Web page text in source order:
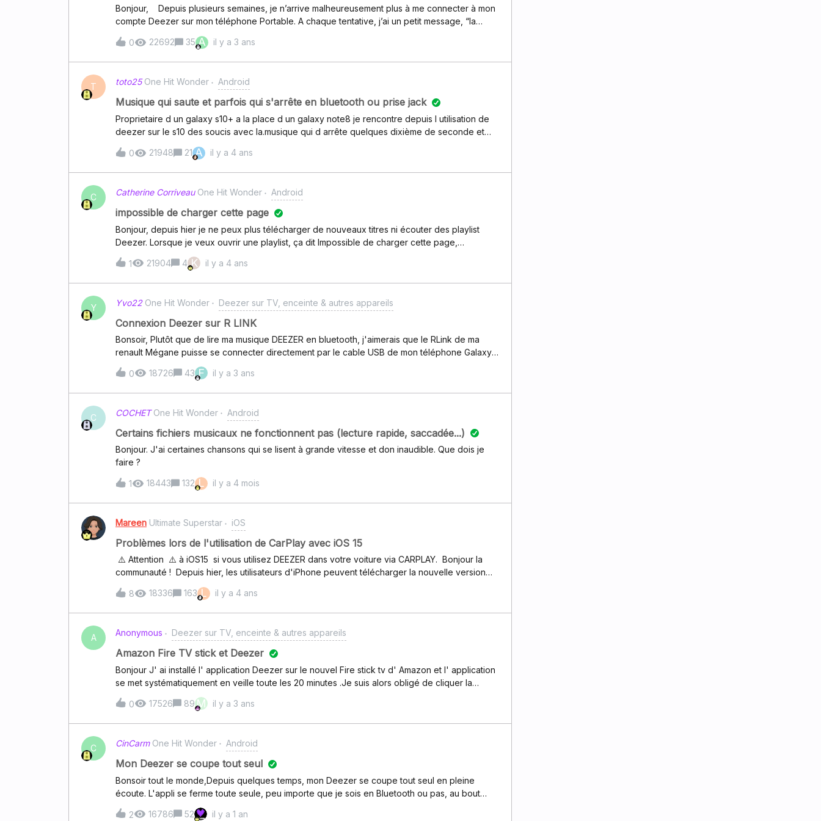
Bonjour, Depuis plusieurs semaines, je n’arrive malheureusement plus à me connecter à mon
compte Deezer sur mon téléphone Portable. A chaque tentative, j’ai un petit message, “la
connexion a échoué”. J’ai désinstallé à plusieurs reprise, et réinstallé l’application mais en
vain. Or sur ma Tv et sur mon Pc, je n’ai pas de soucis. Merci par avance pour votre réponse
et votre aide. Bien Cordialement,
0 22692 35 A il y a 3 ans
T toto25 One Hit Wonder Android
Musique qui saute et parfois qui s'arrête en bluetooth ou prise jack
Proprietaire d un galaxy s10+ a la place d un galaxy note8 je rencontre depuis l utilisation de
deezer sur le s10 des soucis avec la.musique qui d arrête quelques dixième de seconde et
parfois qui s arrete. Ceci en bluetooth mais aussi en passant par la prise jack. Je n ai pas ce
souci en utilisant samsung musique ou itunes. J ai l impression que lorsque le telephone se
verouille ou lorsque l ecran s eteint cela joue aussi sur la continuité de la musique. Je ne
fonctionnent parfaitement Merci d'avance
0 21948 21 A il y a 4 ans
C Catherine Corriveau One Hit Wonder Android
impossible de charger cette page
Bonjour, depuis hier je ne peux plus télécharger de nouveaux titres ni écouter des playlist
Deezer. Lorsque je veux ouvrir une playlist, ça dit Impossible de charger cette page,
réessayer. Pouvez-vous m'aider rapidement s.v.p. merci ma connection internet est très bonne
et j'ai même essayé avec mes données mobiles.
1 21904 4 K il y a 4 ans
Y Yvo22 One Hit Wonder Deezer sur TV, enceinte & autres appareils
Connexion Deezer sur R LINK
Bonsoir, Plutôt que de lire ma musique DEEZER en bluetooth, j'aimerais que le RLink de ma
renault Mégane puisse se connecter directement par le cable USB de mon téléphone Galaxy
s8, et que je puisse écouter ma musique Mais je ne sais pas comment faire pour que ce satané
RLink reconnaisse mon téléphone en USB et surtout, qu'il reconnaisse DEEZER... Quelq'un
aurait il une solution ? Merci d'avance
0 18726 43 F il y a 3 ans
C COCHET One Hit Wonder Android
Certains fichiers musicaux ne fonctionnent pas (lecture rapide, saccadée...)
Bonjour. J'ai certaines chansons qui se lisent à grande vitesse et don inaudible. Que dois je
faire ?
1 18443 132 L il y a 4 mois
Mareen Ultimate Superstar iOS
Problèmes lors de l'utilisation de CarPlay avec iOS 15
⚠️ Attention ⚠️ à iOS15 si vous utilisez DEEZER dans votre voiture via CARPLAY. Bonjour la
communauté ! Depuis hier, les utilisateurs d'iPhone peuvent télécharger la nouvelle version
iOS (iOS 15).Attention si vous utilisez DEEZER dans votre voiture via CARPLAY. En raison de la
nouvelle version iOS15, de nombreuses applications via CarPlay fonctionnent à peine ou pas
du tout. DEEZER est malheureusement concerné par le problème.Pour le moment, DEEZER ne
inconvénients que vont engendrer la mise à jour vers iOS 15 avant de prendre la décision la
télécharger. “Et si j'ai déjà installé iOS 15 ?” Pour tous ceux qui ont déjà installé iOS
CarPlay. Il semble exister des moyens de retourner sur la version iOS14, mais nous ne
connaissons pas les conséquences d’un tel rétrogradage.De notre coté, nos équipes sont mo
8 18336 163 L il y a 4 ans
A Anonymous Deezer sur TV, enceinte & autres appareils
Amazon Fire TV stick et Deezer
Bonjour J' ai installé l' application Deezer sur le nouvel Fire stick tv d' Amazon et l' application
se met systématiquement en veille toute les 20 minutes .Je suis alors obligé de cliquer la
télécommande pour reprendre la lecture là où je l' ai laissée . Le problème ne se pose
absolument pas avec les services streaming d' Amazon Music ou de Spotify qui eux peuvent
tourner des heures sans aucune interruption... Si quelqu' un a une idée pour résoudre ce
0 17526 89M il y a 3 ans
C CinCarm One Hit Wonder Android
Mon Deezer se coupe tout seul
Bonsoir tout le monde,Depuis quelques temps, mon Deezer se coupe tout seul en pleine
écoute. L'appli se ferme toute seule, peu importe que je sois en Bluetooth ou pas, au bout
d'un certain temps d'écoute, ça coupe…J'ai désinstallé et réinstallé, rien ne change.Que faire?
2
16786 52 il y a 1 an